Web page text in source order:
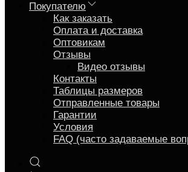
Покупателю
Как заказать
Оплата и доставка
Оптовикам
Отзывы
Видео отзывы
Контакты
Таблицы размеров
Отправленные товары
Гарантии
Условия
FAQ (часто задаваемые